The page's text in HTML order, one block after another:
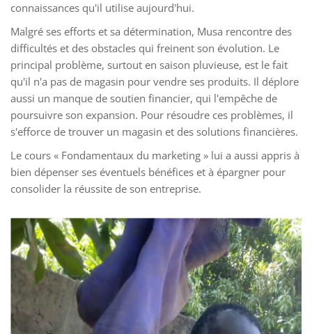
connaissances qu'il utilise aujourd'hui.
Malgré ses efforts et sa détermination, Musa rencontre des
difficultés et des obstacles qui freinent son évolution. Le
principal problème, surtout en saison pluvieuse, est le fait
qu'il n'a pas de magasin pour vendre ses produits. Il déplore
aussi un manque de soutien financier, qui l'empêche de
poursuivre son expansion. Pour résoudre ces problèmes, il
s'efforce de trouver un magasin et des solutions financières.
Le cours « Fondamentaux du marketing » lui a aussi appris à
bien dépenser ses éventuels bénéfices et à épargner pour
consolider la réussite de son entreprise.